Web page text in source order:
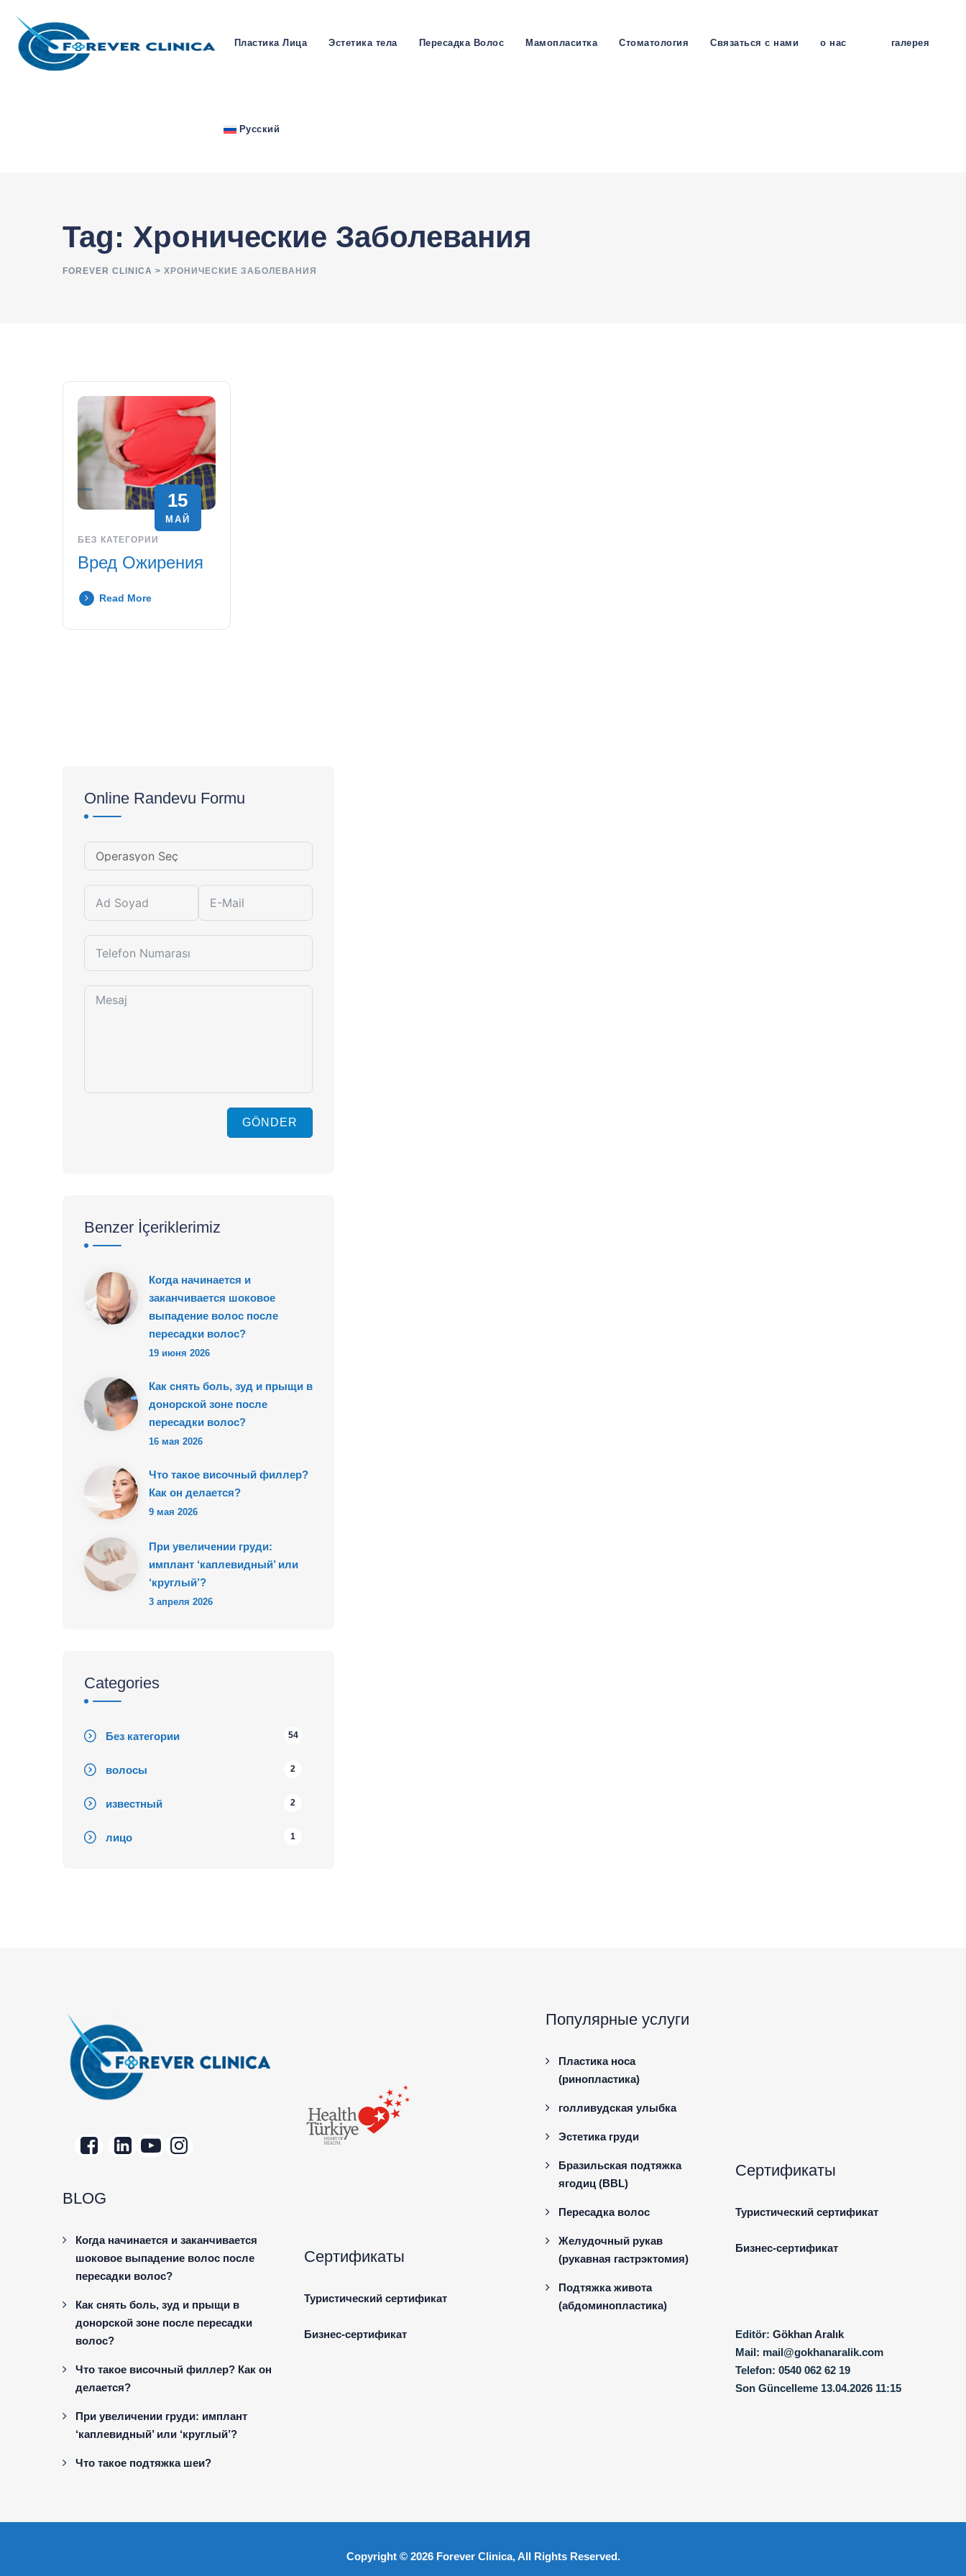
content
Пластика Лица Эстетика тела Пересадка Волос Мамопласитка Стоматология Связаться с нами о нас галерея
Русский
Tag: Хронические Заболевания
FOREVER CLINICA > ХРОНИЧЕСКИЕ ЗАБОЛЕВАНИЯ
15
МАЙ
БЕЗ КАТЕГОРИИ
Вред Ожирения
Read More
Online Randevu Formu
GÖNDER
Benzer İçeriklerimiz
Когда начинается и
заканчивается шоковое
выпадение волос после
пересадки волос?
19 июня 2026
Как снять боль, зуд и прыщи в
донорской зоне после
пересадки волос?
16 мая 2026
Что такое височный филлер?
Как он делается?
9 мая 2026
При увеличении груди:
имплант ‘каплевидный’ или
‘круглый’?
3 апреля 2026
Categories
Без категории 54
волосы 2
известный 2
лицо 1
BLOG
Когда начинается и заканчивается
шоковое выпадение волос после
пересадки волос?
Как снять боль, зуд и прыщи в
донорской зоне после пересадки
волос?
Что такое височный филлер? Как он
делается?
При увеличении груди: имплант
‘каплевидный’ или ‘круглый’?
Что такое подтяжка шеи?
Сертификаты
Туристический сертификат
Бизнес-сертификат
Популярные услуги
Пластика носа
(ринопластика)
голливудская улыбка
Эстетика груди
Бразильская подтяжка
ягодиц (BBL)
Пересадка волос
Желудочный рукав
(рукавная гастрэктомия)
Подтяжка живота
(абдоминопластика)
Сертификаты
Туристический сертификат
Бизнес-сертификат
Editör: Gökhan Aralık
Mail: mail@gokhanaralik.com
Telefon: 0540 062 62 19
Son Güncelleme 13.04.2026 11:15
Copyright © 2026 Forever Clinica, All Rights Reserved.